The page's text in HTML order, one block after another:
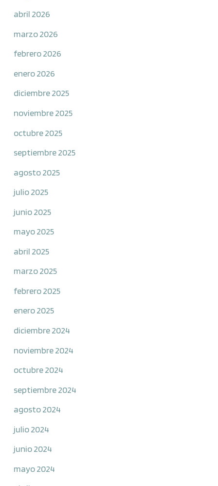
abril 2026
marzo 2026
febrero 2026
enero 2026
diciembre 2025
noviembre 2025
octubre 2025
septiembre 2025
agosto 2025
julio 2025
junio 2025
mayo 2025
abril 2025
marzo 2025
febrero 2025
enero 2025
diciembre 2024
noviembre 2024
octubre 2024
septiembre 2024
agosto 2024
julio 2024
junio 2024
mayo 2024